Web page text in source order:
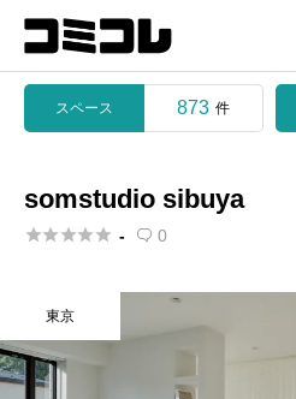
スペース 873 件
somstudio sibuya
 -  0
東京